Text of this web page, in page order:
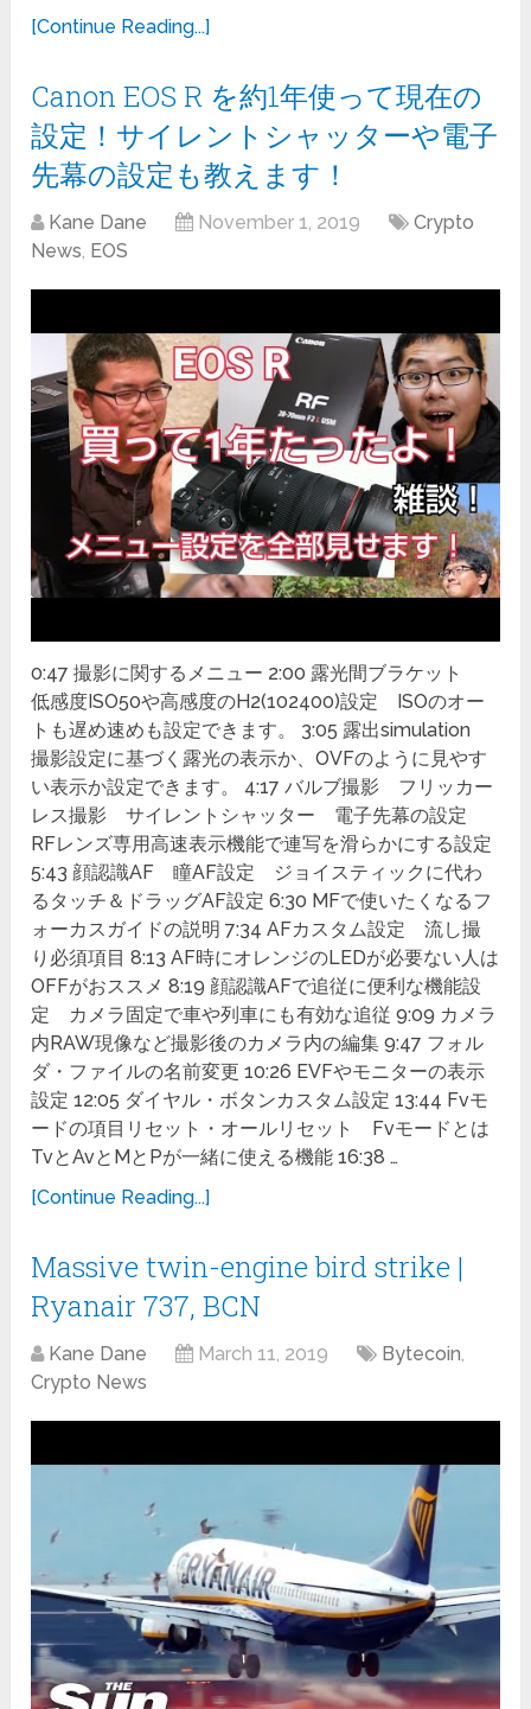
[Continue Reading...]
Canon EOS R を約1年使って現在の
設定！サイレントシャッターや電子
先幕の設定も教えます！
Kane Dane November 1, 2019
Crypto
News, EOS
0:47 撮影に関するメニュー 2:00 露光間ブラケット
低感度ISO50や高感度のH2(102400)設定 ISOのオー
トも遅め速めも設定できます。 3:05 露出simulation
撮影設定に基づく露光の表示か、OVFのように見やす
い表示か設定できます。 4:17 バルブ撮影 フリッカー
レス撮影 サイレントシャッター 電子先幕の設定
RFレンズ専用高速表示機能で連写を滑らかにする設定
5:43 顔認識AF 瞳AF設定 ジョイスティックに代わ
るタッチ＆ドラッグAF設定 6:30 MFで使いたくなるフ
ォーカスガイドの説明 7:34 AFカスタム設定 流し撮
り必須項目 8:13 AF時にオレンジのLEDが必要ない人は
OFFがおススメ 8:19 顔認識AFで追従に便利な機能設
定 カメラ固定で車や列車にも有効な追従 9:09 カメラ
内RAW現像など撮影後のカメラ内の編集 9:47 フォル
ダ・ファイルの名前変更 10:26 EVFやモニターの表示
設定 12:05 ダイヤル・ボタンカスタム設定 13:44 Fvモ
ードの項目リセット・オールリセット Fvモードとは
TvとAvとMとPが一緒に使える機能 16:38 …
[Continue Reading...]
Massive twin-engine bird strike |
Ryanair 737, BCN
Kane Dane March 11, 2019 Bytecoin,
Crypto News